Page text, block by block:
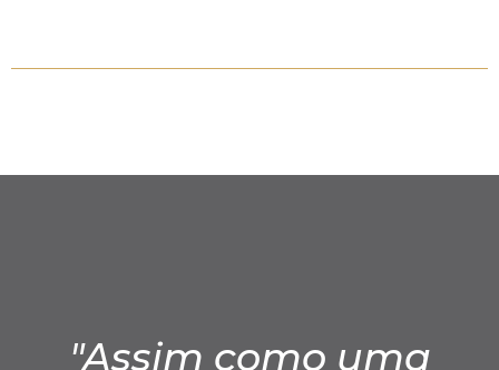
"Assim como uma